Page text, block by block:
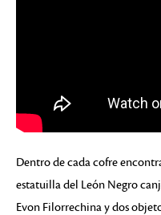
Dentro de cada cofre
estatuilla del León Negro
Evon Filorrechina y dos